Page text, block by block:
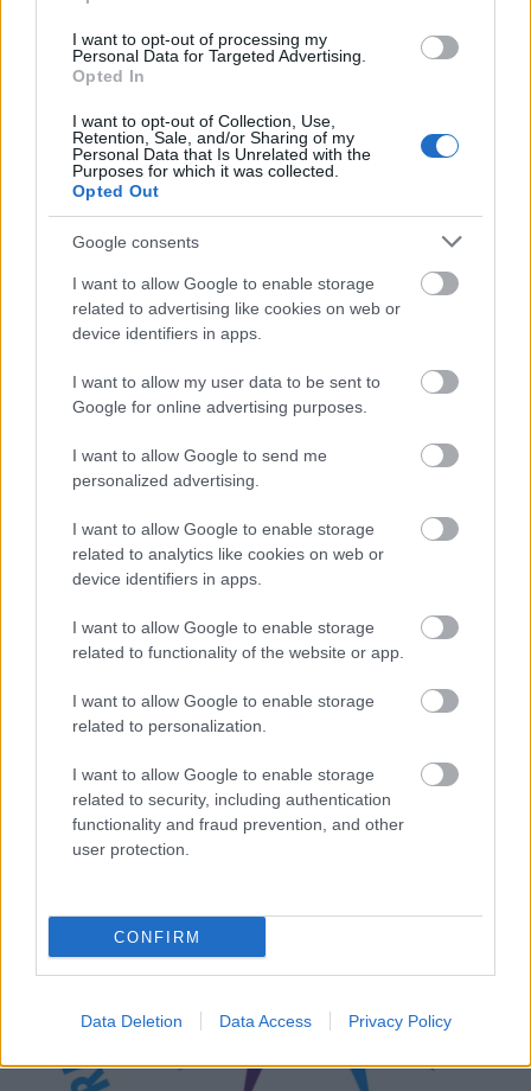
I want to opt-out of processing my
Personal Data for Targeted Advertising.
Opted In
I want to opt-out of Collection, Use,
Retention, Sale, and/or Sharing of my
Personal Data that Is Unrelated with the
Purposes for which it was collected.
Opted Out
Google consents
I want to allow Google to enable storage
related to advertising like cookies on web or
device identifiers in apps.
I want to allow my user data to be sent to
Google for online advertising purposes.
I want to allow Google to send me
personalized advertising.
I want to allow Google to enable storage
related to analytics like cookies on web or
device identifiers in apps.
I want to allow Google to enable storage
related to functionality of the website or app.
I want to allow Google to enable storage
related to personalization.
I want to allow Google to enable storage
related to security, including authentication
functionality and fraud prevention, and other
user protection.
CONFIRM
Data Deletion Data Access Privacy Policy
Kimolos Experience Festival